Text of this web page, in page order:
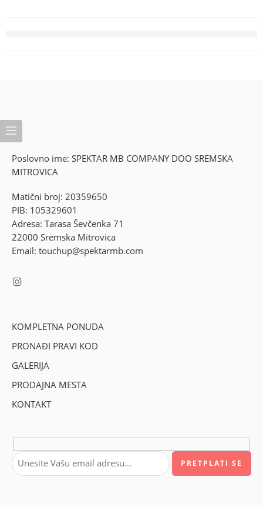
Poslovno ime: SPEKTAR MB COMPANY DOO SREMSKA
MITROVICA
Matični broj: 20359650
PIB: 105329601
Adresa: Tarasa Ševčenka 71
22000 Sremska Mitrovica
Email: touchup@spektarmb.com
KOMPLETNA PONUDA
PRONAĐI PRAVI KOD
GALERIJA
PRODAJNA MESTA
KONTAKT